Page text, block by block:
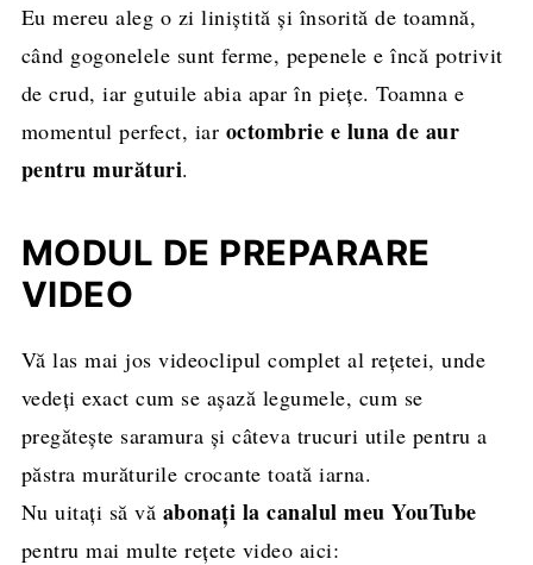
Eu mereu aleg o zi liniștită și însorită de toamnă,
când gogonelele sunt ferme, pepenele e încă potrivit
de crud, iar gutuile abia apar în piețe. Toamna e
momentul perfect, iar octombrie e luna de aur
pentru murături.
MODUL DE PREPARARE
VIDEO
Vă las mai jos videoclipul complet al rețetei, unde
vedeți exact cum se așază legumele, cum se
pregătește saramura și câteva trucuri utile pentru a
păstra murăturile crocante toată iarna.
Nu uitați să vă abonați la canalul meu YouTube
pentru mai multe rețete video aici: